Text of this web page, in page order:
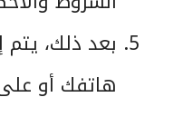
بعد ذلك،
هاتفك أو